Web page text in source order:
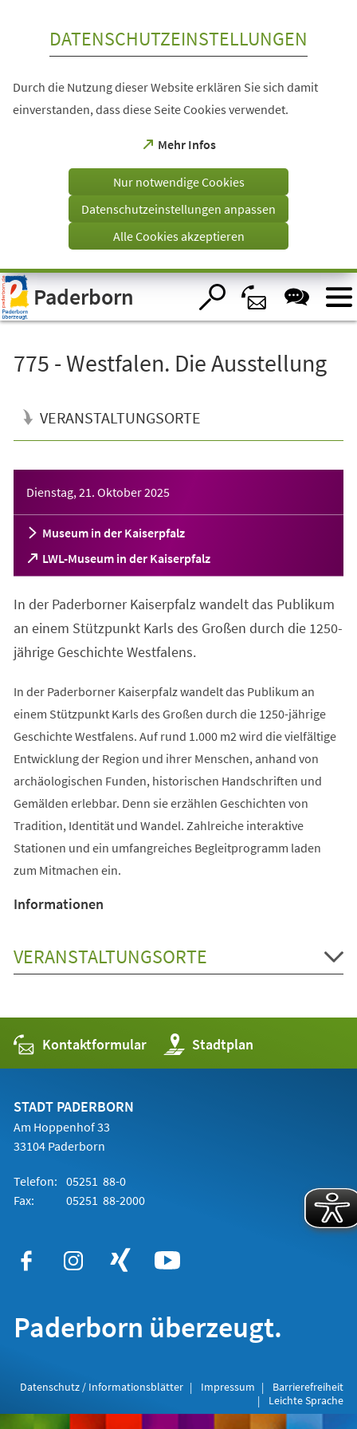
Visuelle
Assistenzsoftware
öffnen.
DATENSCHUTZEINSTELLUNGEN
Durch die Nutzung dieser Website erklären Sie sich damit
einverstanden, dass diese Seite Cookies verwendet.
Mehr Infos
(Öffnet
einem
Tab)
Nur notwendige Cookies
Datenschutzeinstellungen anpassen
Alle Cookies akzeptieren
Paderborn
775 - Westfalen. Die Ausstellung
VERANSTALTUNGSORTE
Dienstag, 21. Oktober 2025
Museum in der Kaiserpfalz
LWL-Museum in der Kaiserpfalz
(Öffnet
in
neuen
Tab)
In der Paderborner Kaiserpfalz wandelt das Publikum
an einem Stützpunkt Karls des Großen durch die 1250-
jährige Geschichte Westfalens.
In der Paderborner Kaiserpfalz wandelt das Publikum an
einem Stützpunkt Karls des Großen durch die 1250-jährige
Geschichte Westfalens. Auf rund 1.000 m2 wird die vielfältige
Entwicklung der Region und ihrer Menschen, anhand von
archäologischen Funden, historischen Handschriften und
Gemälden erlebbar. Denn sie erzählen Geschichten von
Tradition, Identität und Wandel. Zahlreiche interaktive
Stationen und ein umfangreiches Begleitprogramm laden
zum Mitmachen ein.
Informationen
VERANSTALTUNGSORTE
Kontaktformular Stadtplan
(Öffnet
in
einem
STADT PADERBORN
Am Hoppenhof 33
33104 Paderborn
Telefon: 05251 88-0
Fax:
05251 88-2000
Paderborn überzeugt.
Datenschutz / Informationsblätter Impressum
Barrierefreiheit
Leichte Sprache